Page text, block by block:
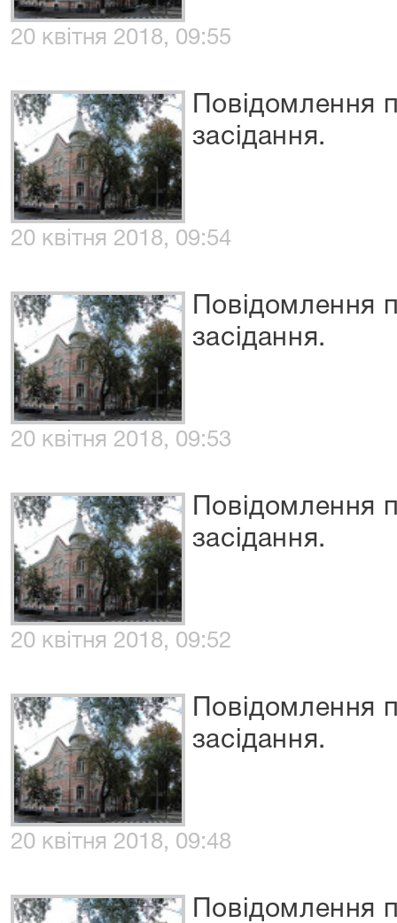
20 квітня 2018, 09:55
Повідомлення
засідання.
20 квітня 2018, 09:54
Повідомлення
засідання.
20 квітня 2018, 09:53
Повідомлення
засідання.
20 квітня 2018, 09:52
Повідомлення
засідання.
20 квітня 2018, 09:48
Повідомлення